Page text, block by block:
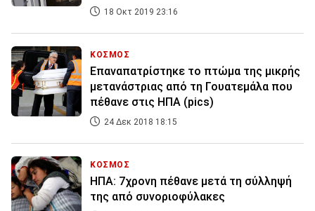
18 Οκτ 2019 23:16
ΚΟΣΜΟΣ
Επαναπατρίστηκε το πτώμα της μικρής
μετανάστριας από τη Γουατεμάλα που
πέθανε στις ΗΠΑ (pics)
24 Δεκ 2018 18:15
ΚΟΣΜΟΣ
ΗΠΑ: 7χρονη πέθανε μετά τη σύλληψή
της από συνοριοφύλακες